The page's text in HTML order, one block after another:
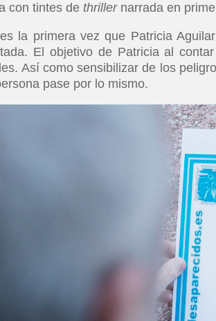
con tintes de thrillernarrada en
la primera vez que Patricia
El objetivo de Patricia al
Así como sensibilizar de los
pase por lo mismo.